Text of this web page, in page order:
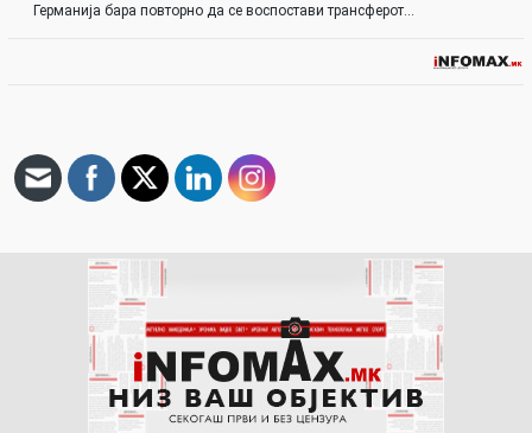
Германија бара повторно да се воспостави трансферот…